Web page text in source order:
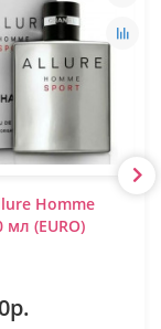
Homme
мл (EURO)